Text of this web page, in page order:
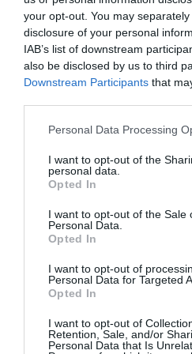
your opt-out. You may
disclosure of your personal
IAB’s list of downstream
also be disclosed by us to third
Downstream Participants that
Personal Data Processing
I want to opt-out of the
personal data.
Opted In
I want to opt-out of the Sale
Personal Data.
Opted In
I want to opt-out of
Personal Data for Targeted
Opted In
I want to opt-out of
Retention, Sale, and/or
Personal Data that Is
Θεσσαλονίκης
Η «Ορχήστρα
των Τρικάλων»
συναντά την
Κορίνα